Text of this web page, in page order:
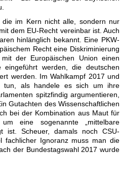
im Kern nicht alle, sondern nur
dem EU-Recht vereinbar ist. Auch
hinlänglich bekannt. Eine PKW-
Recht eine Diskriminierung
der Europäischen Union einen
werden, die deutschen
werden. Im Wahlkampf 2017 und
tun, als handele es sich um ihre
spitzfindig argumentieren,
Gutachten des Wissenschaftlichen
bei der Kombination aus Maut für
eine sogenannte „mittelbare
ist. Scheuer, damals noch CSU-
fachlicher Ignoranz muss man die
der Bundestagswahl 2017 wurde